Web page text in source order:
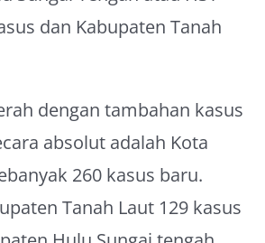
dan Kabupaten Tanah
dengan tambahan kasus
absolut adalah Kota
260 kasus baru.
Tanah Laut 129 kasus